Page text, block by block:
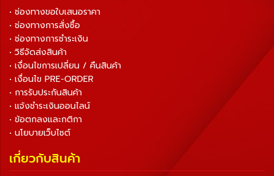
• ช่องทางขอใบเสนอราคา
• ช่องทางการสั่งซื้อ
• ช่องทางการชำระเงิน
• วิธีจัดส่งสินค้า
• เงื่อนไขการเปลี่ยน / คืนสินค้า
• เงื่อนไข PRE-ORDER
• การรับประกันสินค้า
• แจ้งชำระเงินออนไลน์
• ข้อตกลงและกติกา
• นโยบายเว็บไซต์
เกี่ยวกับสินค้า